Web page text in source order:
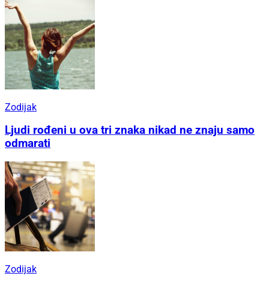
Zodijak
Ljudi rođeni u ova tri znaka nikad ne znaju samo
odmarati
Zodijak